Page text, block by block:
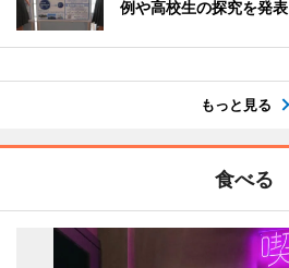
例や高校生の探究を発表
もっと見る
食べる